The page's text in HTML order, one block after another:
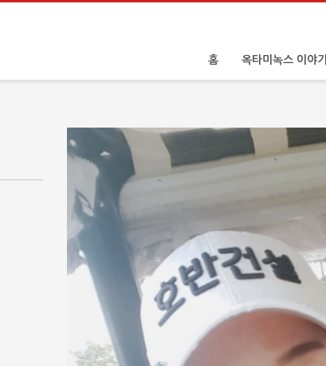
홈 옥타미녹스 이야기